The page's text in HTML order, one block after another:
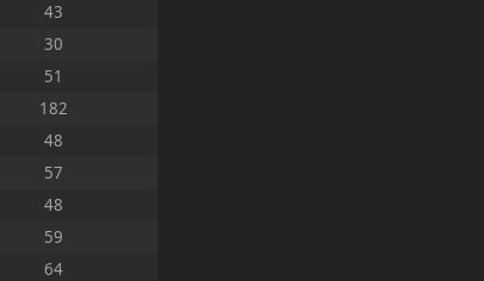
43
30
51
182
48
57
48
59
64